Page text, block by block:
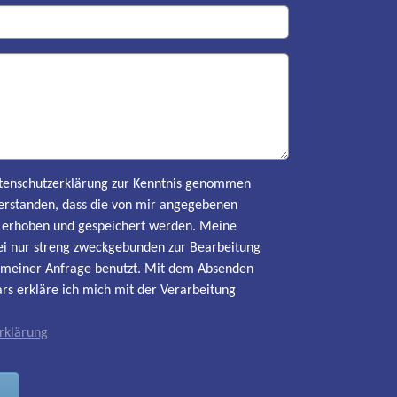
zur Kenntnis genommen
dass die von mir angegebenen
und gespeichert werden. Meine
nur streng zweckgebunden zur Bearbeitung
Anfrage benutzt. Mit dem Absenden
erkläre ich mich mit der Verarbeitung